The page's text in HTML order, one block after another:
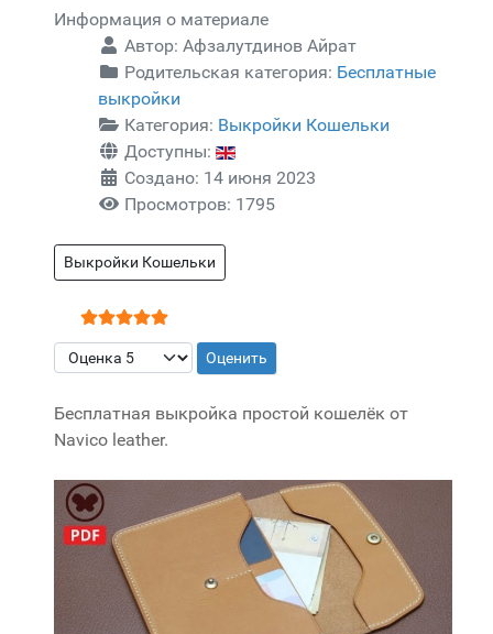
Информация о материале
Автор: Афзалутдинов Айрат
Родительская категория: Бесплатные
выкройки
Категория: Выкройки Кошельки
Доступны:
Создано: 14 июня 2023
Просмотров: 1795
Выкройки Кошельки
Рейтинг:5/5
Пожалуйста, оцените
Бесплатная выкройка простой кошелёк от
Navico leather.